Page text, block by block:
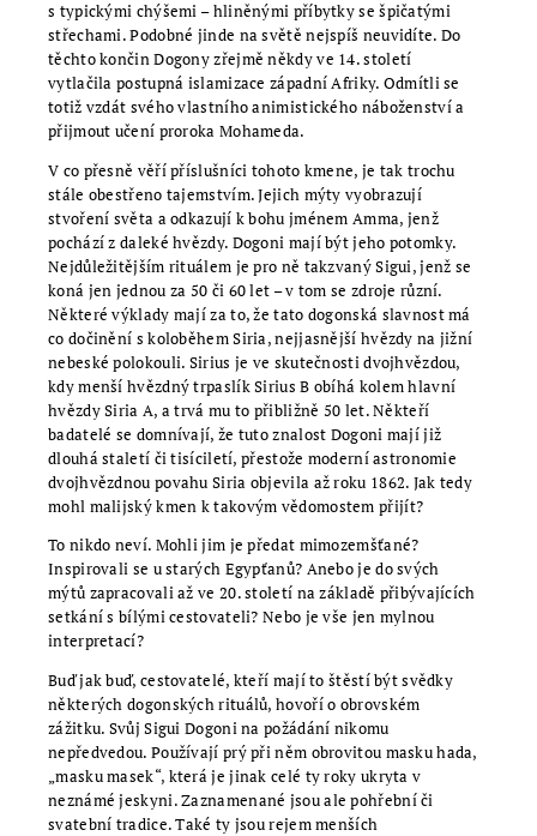
s typickými chýšemi – hliněnými příbytky se špičatými
střechami. Podobné jinde na světě nejspíš neuvidíte. Do
těchto končin Dogony zřejmě někdy ve 14. století
vytlačila postupná islamizace západní Afriky. Odmítli se
totiž vzdát svého vlastního animistického náboženství a
přijmout učení proroka Mohameda.
V co přesně věří příslušníci tohoto kmene, je tak trochu
stále obestřeno tajemstvím. Jejich mýty vyobrazují
stvoření světa a odkazují k bohu jménem Amma, jenž
pochází z daleké hvězdy. Dogoni mají být jeho potomky.
Nejdůležitějším rituálem je pro ně takzvaný Sigui, jenž se
koná jen jednou za 50 či 60 let – v tom se zdroje různí.
Některé výklady mají za to, že tato dogonská slavnost má
co dočinění s koloběhem Siria, nejjasnější hvězdy na jižní
nebeské polokouli. Sirius je ve skutečnosti dvojhvězdou,
kdy menší hvězdný trpaslík Sirius B obíhá kolem hlavní
hvězdy Siria A, a trvá mu to přibližně 50 let. Někteří
badatelé se domnívají, že tuto znalost Dogoni mají již
dlouhá staletí či tisíciletí, přestože moderní astronomie
dvojhvězdnou povahu Siria objevila až roku 1862. Jak tedy
mohl malijský kmen k takovým vědomostem přijít?
To nikdo neví. Mohli jim je předat mimozemšťané?
Inspirovali se u starých Egypťanů? Anebo je do svých
mýtů zapracovali až ve 20. století na základě přibývajících
setkání s bílými cestovateli? Nebo je vše jen mylnou
interpretací?
Buď jak buď, cestovatelé, kteří mají to štěstí být svědky
některých dogonských rituálů, hovoří o obrovském
zážitku. Svůj Sigui Dogoni na požádání nikomu
nepředvedou. Používají prý při něm obrovitou masku hada,
„masku masek“, která je jinak celé ty roky ukryta v
neznámé jeskyni. Zaznamenané jsou ale pohřební či
svatební tradice. Také ty jsou rejem menších